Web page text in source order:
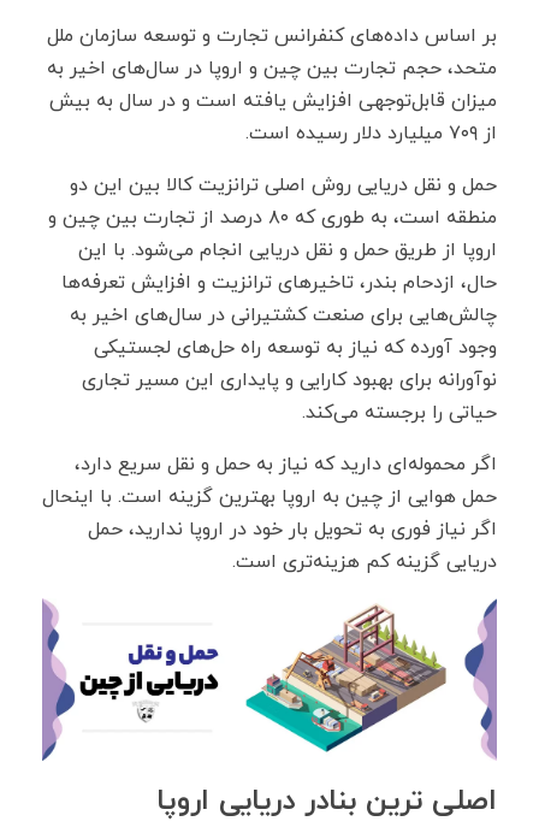
بر اساس داده‌های کنفرانس تجارت و توسعه سازمان ملل
متحد، حجم تجارت بین چین و اروپا در سال‌های اخیر به
میزان قابل‌توجهی افزایش یافته است و در سال به بیش
از ۷۰۹ میلیارد دلار رسیده است.
حمل‌ و نقل دریایی روش اصلی ترانزیت کالا بین این دو
منطقه است، به طوری که ۸۰ درصد از تجارت بین چین و
اروپا از طریق حمل و نقل دریایی انجام می‌شود. با این
حال، ازدحام بندر، تاخیر‌های ترانزیت و افزایش تعرفه‌ها
چالش‌هایی برای صنعت کشتیرانی در سال‌های اخیر به
وجود آورده که نیاز به توسعه راه حل‌های لجستیکی
نوآورانه برای بهبود کارایی و پایداری این مسیر تجاری
حیاتی را برجسته می‌کند.
اگر محموله‌ای دارید که نیاز به حمل و نقل سریع دارد،
حمل هوایی از چین به اروپا بهترین گزینه است. با اینحال
اگر نیاز فوری به تحویل بار خود در اروپا ندارید، حمل
دریایی گزینه کم هزینه‌تری است.
اصلی ترین بنادر دریایی اروپا